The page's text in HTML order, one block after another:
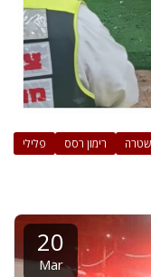
פלילי רימון רסס
20
Mar